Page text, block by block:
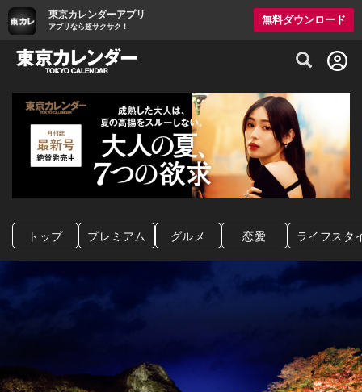
東京カレンダーアプリ
アプリなら超サクサク！
無料ダウンロード
グルメ情報・プレミアムレストラン予約
トップ プレミアム グルメ 恋愛 ライフスタ